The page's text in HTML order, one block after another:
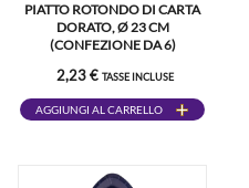
PIATTO ROTONDO DI CARTA
DORATO, Ø 23 CM
(CONFEZIONE DA 6)
2,23 € TASSE INCLUSE
AGGIUNGI AL CARRELLO